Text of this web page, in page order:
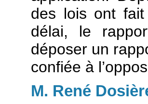
des lois ont fait
délai, le
déposer un
confiée à
M. René